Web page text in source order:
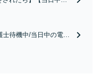
待機中/当日中の電話